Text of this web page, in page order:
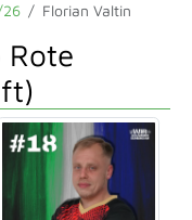
Florian Valtin
Rote